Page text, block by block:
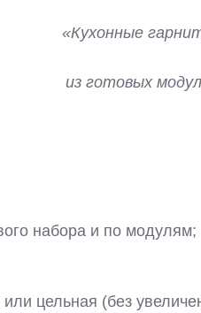
«Кухонные
из готовых
набора и по модулям;
цельная (без